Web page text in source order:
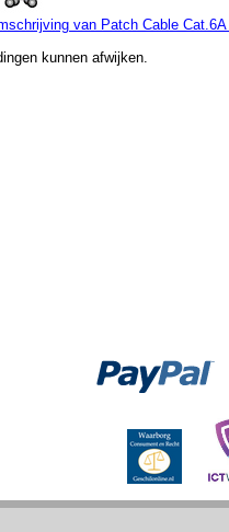
van Patch Cable
kunnen afwijken.